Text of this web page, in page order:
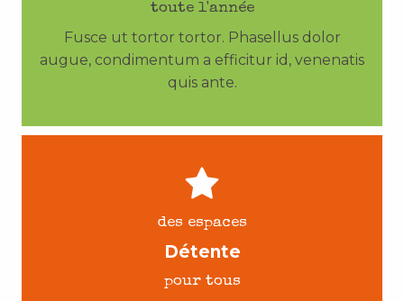
toute l'année
Fusce ut tortor tortor. Phasellus dolor
augue, condimentum a efficitur id, venenatis
quis ante.
des espaces
Détente
pour tous